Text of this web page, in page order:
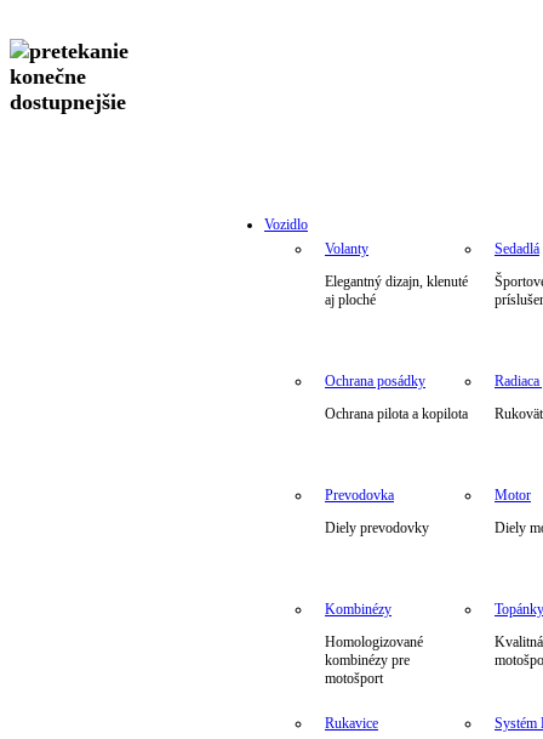
Vozidlo
Volanty
Elegantný dizajn, klenuté
aj ploché
Sedadlá
Ochrana posádky
Ochrana pilota a kopilota
Radiaca
Prevodovka
Diely prevodovky
Motor
Diely
Kombinézy
Homologizované
kombinézy pre
motošport
Topánky
Rukavice